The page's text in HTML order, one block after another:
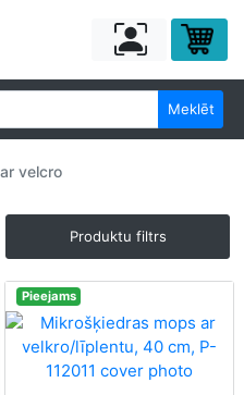
Meklēt
velcro
Produktu filtrs
Pieejams